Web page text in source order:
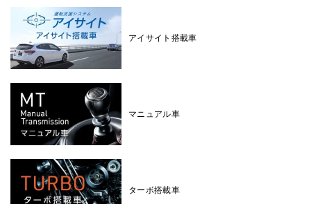
アイサイト搭載車
マニュアル車
ターボ搭載車